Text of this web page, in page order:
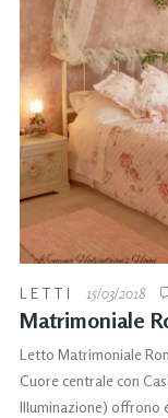
LETTI 15/03/2018
Matrimoniale
Letto Matrimoniale
Cuore centrale con
Illuminazione) offrono